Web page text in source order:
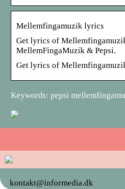
Mellemfingamuzik lyrics
Get lyrics of
MellemFingaMuzik & Pepsi.
Get lyrics of
Keywords: pepsi
kontakt@informedia.dk